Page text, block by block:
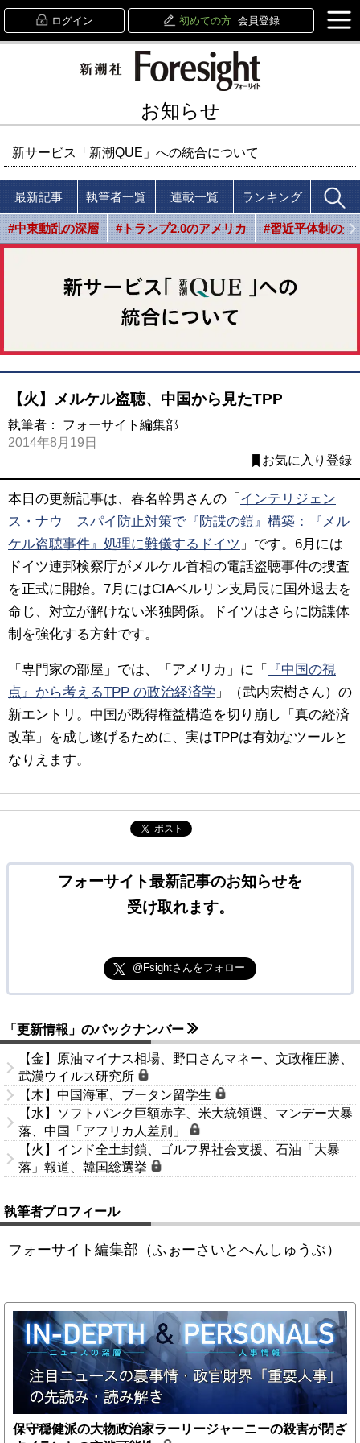
ログイン 初めての方 会員登録
お知らせ
新サービス「新潮QUE」への統合について
最新記事 執筆者一覧 連載一覧 ランキング
#中東動乱の深層 #トランプ2.0のアメリカ #習近平体制の光
【火】メルケル盗聴、中国から見たTPP
執筆者： フォーサイト編集部
2014年8月19日
お気に入り登録
本日の更新記事は、春名幹男さんの「 インテリジェン
ス・ナウ スパイ防止対策で『防諜の鎧』構築：『メル
ケル盗聴事件』処理に難儀するドイツ 」です。6月には
ドイツ連邦検察庁がメルケル首相の電話盗聴事件の捜査
を正式に開始。7月にはCIAベルリン支局長に国外退去を
命じ、対立が解けない米独関係。ドイツはさらに防諜体
制を強化する方針です。
「専門家の部屋」では、「アメリカ」に「
『中国の視
点』から考えるTPP の政治経済学 」（武内宏樹さん）の
新エントリ。中国が既得権益構造を切り崩し「真の経済
改革」を成し遂げるために、実はTPPは有効なツールと
なりえます。
ポスト
フォーサイト最新記事のお知らせを
受け取れます。
@Fsightさんをフォロー
「更新情報」のバックナンバー
【金】原油マイナス相場、野口さんマネー、文政権圧勝、
武漢ウイルス研究所
【木】中国海軍、ブータン留学生
【水】ソフトバンク巨額赤字、米大統領選、マンデー大暴
落、中国「アフリカ人差別」
【火】インド全土封鎖、ゴルフ界社会支援、石油「大暴
落」報道、韓国総選挙
執筆者プロフィール
フォーサイト編集部（ふぉーさいとへんしゅうぶ）
保守穏健派の大物政治家ラーリージャーニーの殺害が閉ざ